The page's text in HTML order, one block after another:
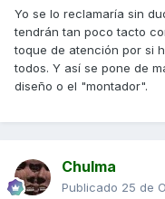
Yo se lo reclamaría sin
tendrán tan poco tacto
toque de atención por si
todos. Y así se pone de
diseño o el "montador".
Chulma
Publicado 25 de